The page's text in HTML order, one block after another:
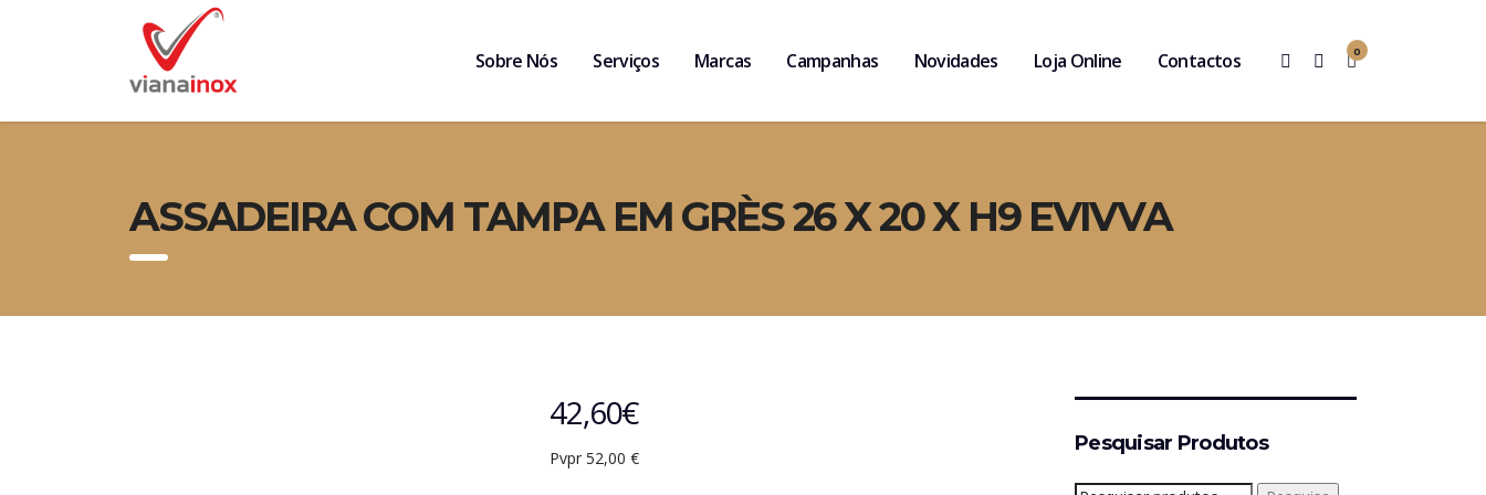
0
Sobre Nós Serviços Marcas Campanhas Novidades Loja Online Contactos
ASSADEIRA COM TAMPA EM GRÈS 26 X 20 X H9 EVIVVA
42,60€
Pvpr 52,00 €
Pesquisar Produtos